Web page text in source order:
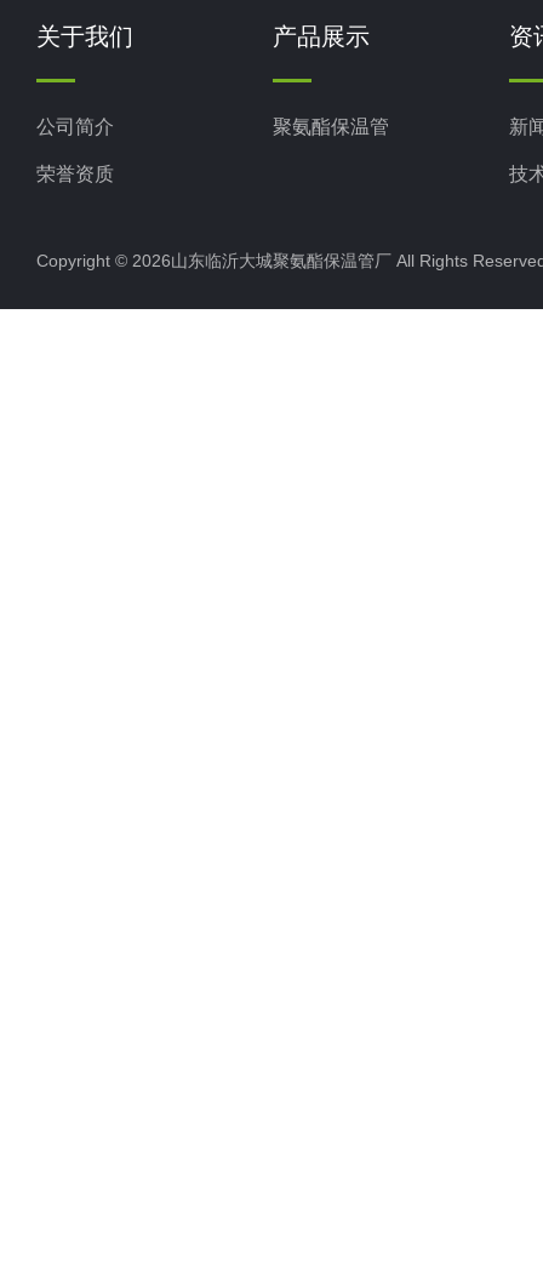
关于我们
公司简介
荣誉资质
产品展示
聚氨酯保温管
资
新
技
Copyright © 2026山东临沂大城聚氨酯保温管厂 All Rights